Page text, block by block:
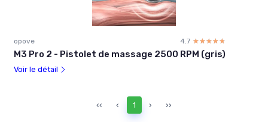
opove 4.7 ☆☆☆☆☆
★★★★★
M3 Pro 2 - Pistolet de massage 2500 RPM (gris)
Voir le détail
‹‹ ‹ 1 › ››